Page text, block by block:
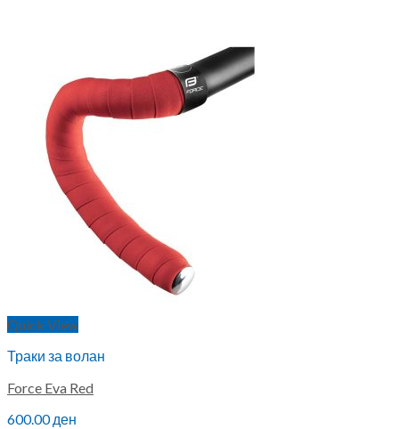
Quick View
Траки за волан
Force Eva Red
600.00ден